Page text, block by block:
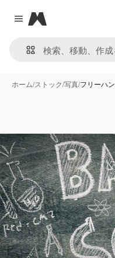
Close menu
Magnific
ホーム/ストック/写真/フリーハ